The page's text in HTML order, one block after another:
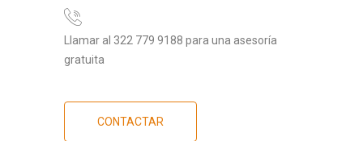
Llamar al 322 779 9188 para una asesoría
gratuita
CONTACTAR